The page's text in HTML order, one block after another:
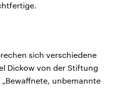
sich verschiedene
Dickow von der Stiftung
unbemannte